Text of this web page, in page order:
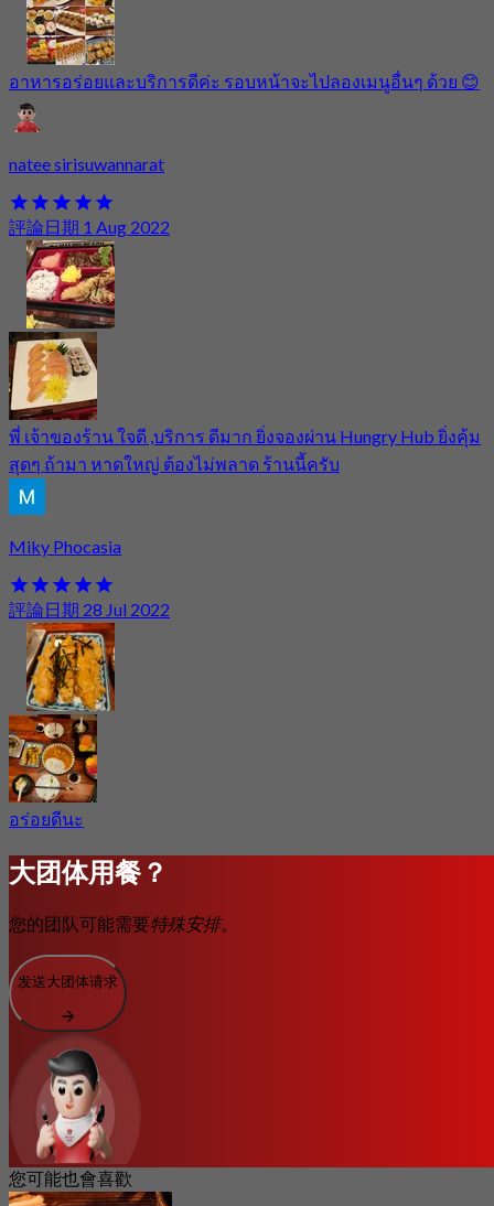
อาหารอร่อยและบริการดีค่ะ รอบหน้าจะไปลองเมนูอื่นๆ ด้วย 😊
natee sirisuwannarat
評論日期 1 Aug 2022
พี่ เจ้าของร้าน ใจดี ,บริการ ดีมาก ยิ่งจองผ่าน Hungry Hub ยิ่งคุ้ม
สุดๆ ถ้ามา หาดใหญ่ ต้องไม่พลาด ร้านนี้ครับ
Miky Phocasia
評論日期 28 Jul 2022
อร่อยดีนะ
大团体用餐？
您的团队可能需要特殊安排。
发送大团体请求
您可能也會喜歡